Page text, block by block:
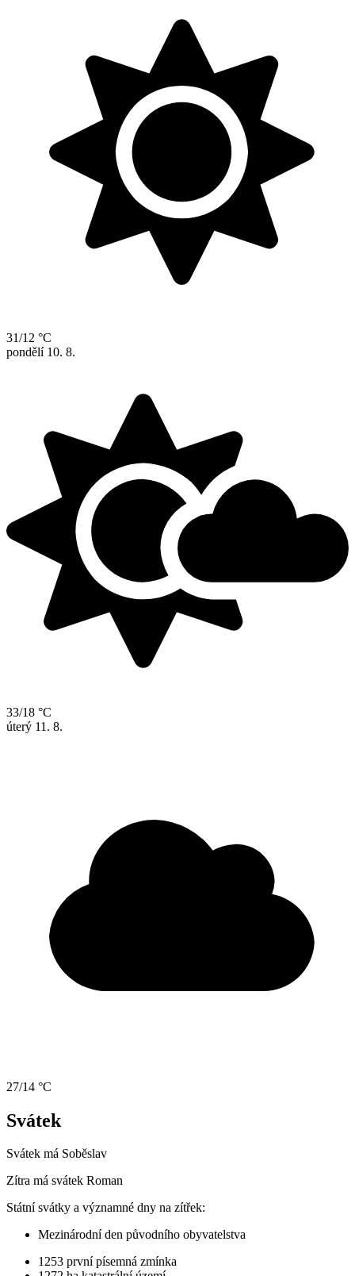
31/12 °C
pondělí 10. 8.
33/18 °C
úterý 11. 8.
27/14 °C
Svátek
Svátek má Soběslav
Zítra má svátek Roman
Státní svátky a významné dny na zítřek:
Mezinárodní den původního obyvatelstva
1253 první písemná zmínka